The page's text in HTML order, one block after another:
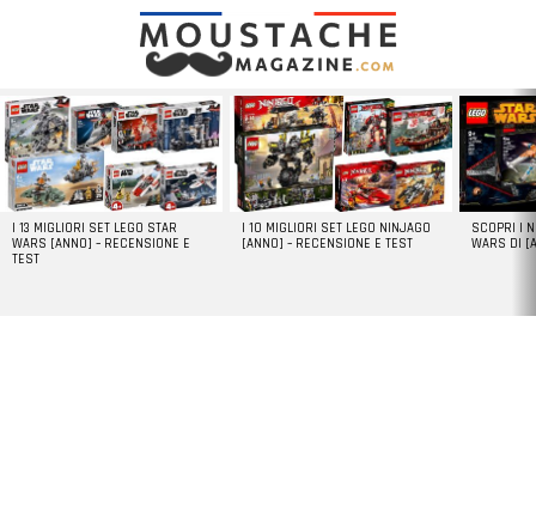
LATEST
STORIES
I 13 MIGLIORI SET LEGO STAR
WARS [ANNO] – RECENSIONE E
TEST
I 10 MIGLIORI SET LEGO NINJAGO
[ANNO] – RECENSIONE E TEST
SCOPRI I
WARS DI